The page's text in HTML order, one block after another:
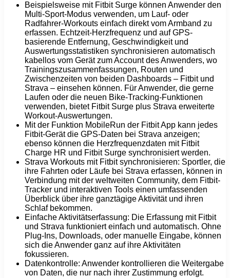
Beispielsweise mit Fitbit Surge können Anwender den
Multi-Sport-Modus verwenden, um Lauf- oder
Radfahrer-Workouts einfach direkt vom Armband zu
erfassen. Echtzeit-Herzfrequenz und auf GPS-
basierende Entfernung, Geschwindigkeit und
Auswertungsstatistiken synchronisieren automatisch
kabellos vom Gerät zum Account des Anwenders, wo
Trainingszusammenfassungen, Routen und
Zwischenzeiten von beiden Dashboards – Fitbit und
Strava – einsehen können. Für Anwender, die gerne
Laufen oder die neuen Bike-Tracking-Funktionen
verwenden, bietet Fitbit Surge plus Strava erweiterte
Workout-Auswertungen.
Mit der Funktion MobileRun der Fitbit App kann jedes
Fitbit-Gerät die GPS-Daten bei Strava anzeigen;
ebenso können die Herzfrequenzdaten mit Fitbit
Charge HR und Fitbit Surge synchronisiert werden.
Strava Workouts mit Fitbit synchronisieren: Sportler, die
ihre Fahrten oder Läufe bei Strava erfassen, können in
Verbindung mit der weltweiten Community, dem Fitbit-
Tracker und interaktiven Tools einen umfassenden
Überblick über ihre ganztägige Aktivität und ihren
Schlaf bekommen.
Einfache Aktivitätserfassung: Die Erfassung mit Fitbit
und Strava funktioniert einfach und automatisch. Ohne
Plug-Ins, Downloads, oder manuelle Eingabe, können
sich die Anwender ganz auf ihre Aktivitäten
fokussieren.
Datenkontrolle: Anwender kontrollieren die Weitergabe
von Daten, die nur nach ihrer Zustimmung erfolgt.